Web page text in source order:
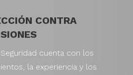
CONTRA
cuenta con los
la experiencia y los